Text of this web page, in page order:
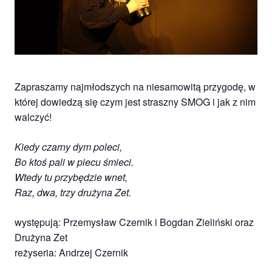
teatr.
Zapraszamy najmłodszych na niesamowitą przygodę, w
której dowiedzą się czym jest straszny SMOG i jak z nim
walczyć!
Kiedy czarny dym poleci,
Bo ktoś pali w piecu śmieci.
Wtedy tu przybędzie wnet,
Raz, dwa, trzy drużyna Zet.
występują: Przemysław Czernik i Bogdan Zieliński oraz
Drużyna Zet
reżyseria: Andrzej Czernik